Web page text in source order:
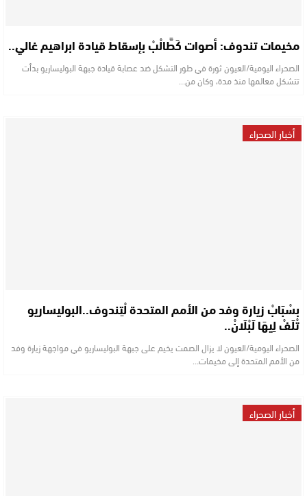
مخيمات تندوف: أصوات كَطَّالْبْ بإسقاط قيادة ابراهيم غالي..
الصحراء اليومية/العيون ثورة في طور التشكل ضد عصابة قيادة جبهة البوليساريو بدأت
تتشكل معالمها منذ مدة، وكان من…
أخبار الصحراء
بسْبَابْ زيارة وفد من الأمم المتحدة لْتِندوف..البوليساريو
تْلَفْ لِيهَا لَبْلَانْ..
الصحراء اليومية/العيون لا يزال الصمت يخيم على جبهة البوليساريو في مواجهة زيارة وفد
من الأمم المتحدة إلى مخيمات…
أخبار الصحراء